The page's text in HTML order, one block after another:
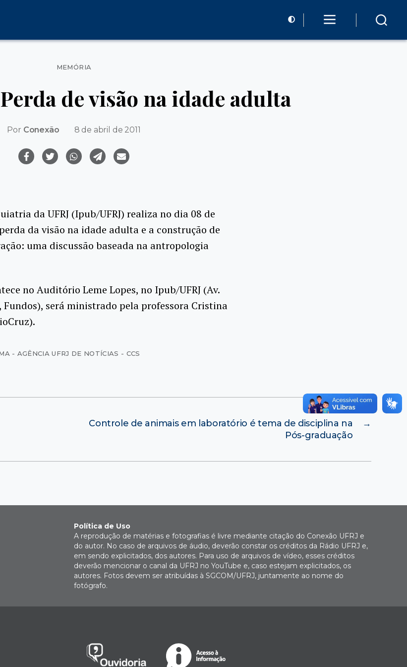
Categorias
MEMÓRIA
de visão na idade adulta
Por Conexão 8 de abril de 2011
da UFRJ (Ipub/UFRJ) realiza no dia 08 de
da visão na idade adulta e a construção de
uma discussão baseada na antropologia
no Auditório Leme Lopes, no Ipub/UFRJ (Av.
Fundos), será ministrado pela professora Cristina
- AGÊNCIA UFRJ DE NOTÍCIAS - CCS
→
Controle de animais em laboratório é tema de disciplina na
Pós-graduação
Política de Uso
A reprodução de matérias e fotografias é livre mediante citação do Conexão UFRJ e
do autor. No caso de arquivos de áudio, deverão constar os créditos da Rádio UFRJ e,
em sendo explicitados, dos autores. Para uso de arquivos de vídeo, esses créditos
deverão mencionar o canal da UFRJ no YouTube e, caso estejam explicitados, os
autores. Fotos devem ser atribuídas à SGCOM/UFRJ, juntamente ao nome do
fotógrafo.